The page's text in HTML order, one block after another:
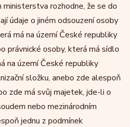
ministerstva rozhodne, že se do
údaje o jiném odsouzení osoby
má na území České republiky
právnické osoby, která má sídlo
na území České republiky
složku, anebo zde alespoň
zde má svůj majetek, jde-li o
nebo mezinárodním
jednu z podmínek